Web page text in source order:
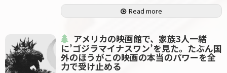
Read more
アメリカの映画館で、家族3人一緒
に’ゴジラマイナスワン’を見た。たぶん国
外のほうがこの映画の本当のパワーを全
力で受け止める